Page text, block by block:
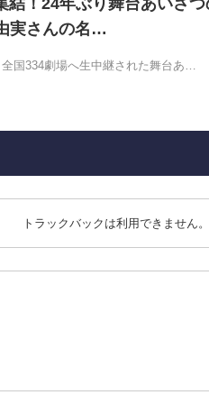
結！24年ぶり舞台あいさ
実さんの名…
国334劇場へ生中継された舞台あ…
トラックバックは利用できません。